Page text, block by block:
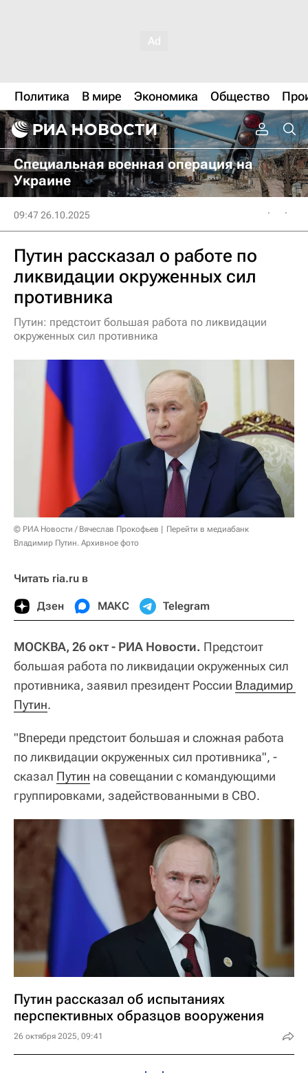
Политика В мире Экономика Общество
Специальная военная операция на
Украине
09:47 26.10.2025
Путин рассказал о работе по
ликвидации окруженных сил
противника
Путин: предстоит большая работа по ликвидации
окруженных сил противника
© РИА Новости / Вячеслав Прокофьев
Перейти в медиабанк
Владимир Путин. Архивное фото
Читать ria.ru в
Дзен МАКС Telegram
МОСКВА, 26 окт - РИА Новости. Предстоит
большая работа по ликвидации окруженных сил
противника, заявил президент России Владимир
Путин.
"Впереди предстоит большая и сложная работа
по ликвидации окруженных сил противника", -
сказал Путин на совещании с командующими
группировками, задействованными в СВО.
Путин рассказал об испытаниях
перспективных образцов вооружения
26 октября 2025, 09:41